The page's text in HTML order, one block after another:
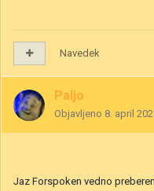
Navedek
Paljo
Objavljeno 8. april
Jaz Forspoken vedno